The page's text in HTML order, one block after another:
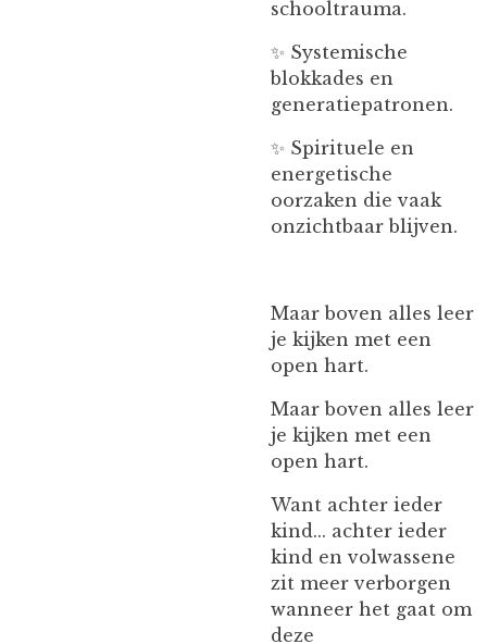
schooltrauma.
✨ Systemische
blokkades en
generatiepatronen.
✨ Spirituele en
energetische
oorzaken die vaak
onzichtbaar blijven.
Maar boven alles leer
je kijken met een
open hart.
Maar boven alles leer
je kijken met een
open hart.
Want achter ieder
kind... achter ieder
kind en volwassene
zit meer verborgen
wanneer het gaat om
deze